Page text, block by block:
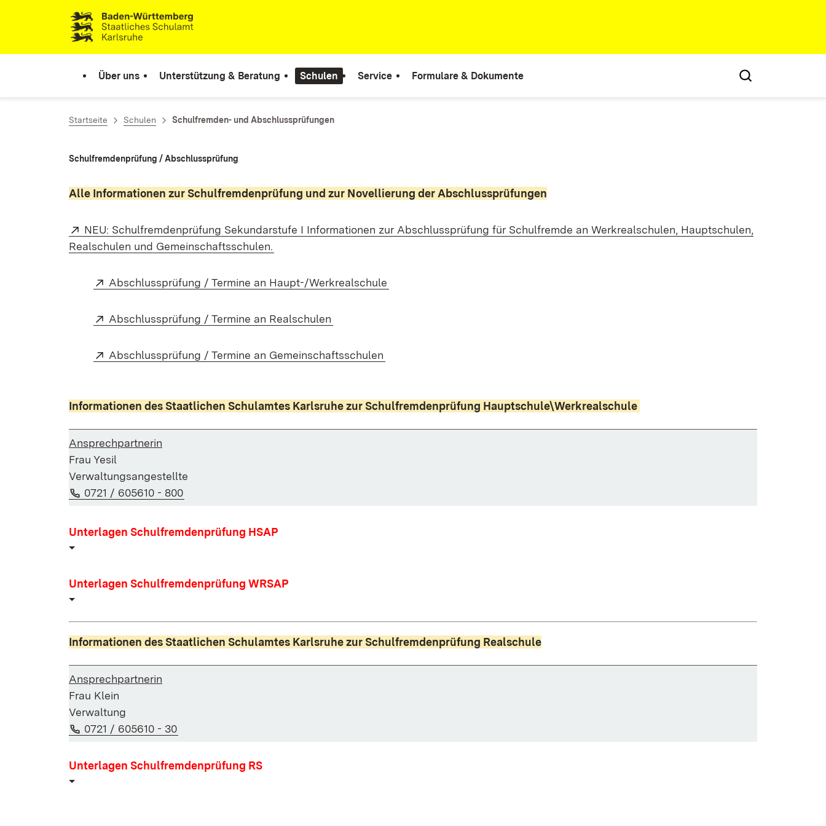
Zum Inhalt springen
Link zur Startseite
Über uns Unterstützung & Beratung Schulen Service Formulare & Dokumente
Startseite Schulen Schulfremden- und Abschlussprüfungen
Schulfremdenprüfung​ / Abschlussprüfung
Alle Informationen zur Schulfremdenprüfung und zur Novellierung der Abschlussprüfungen
Extern:
NEU: Schulfremdenprüfung Sekundarstufe I Informationen zur Abschlussprüfung für Schulfremde an Werkrealschulen, Hauptschulen,
Realschulen und Gemeinschaftsschulen.
Extern:
Abschlussprüfung / Termine an Haupt-/Werkrealschule
Extern:
Abschlussprüfung / Termine an Realschulen
Extern:
Abschlussprüfung / Termine an Gemeinschaftsschulen
Informationen des Staatlichen Schulamtes Karlsruhe zur Schulfremdenprüfung Hauptschule\Werkrealschule
Ansprechpartnerin
Frau Yesil
Verwaltungsangestellte
Telefon:
0721 / 605610 - 800
Unterlagen Schulfremdenprüfung HSAP
Unterlagen Schulfremdenprüfung WRSAP
Informationen des Staatlichen Schulamtes Karlsruhe zur Schulfremdenprüfung Realschule
Ansprechpartnerin
Frau Klein
Verwaltung
Telefon:
0721 / 605610 - 30
Unterlagen Schulfremdenprüfung RS